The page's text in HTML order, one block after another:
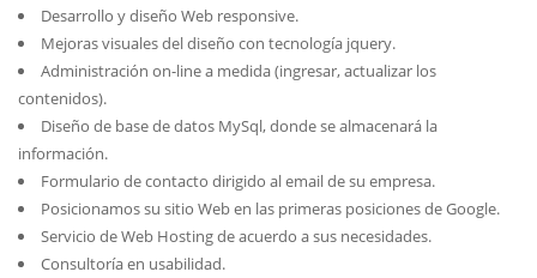
Desarrollo y diseño Web responsive.
Mejoras visuales del diseño con tecnología jquery.
Administración on-line a medida (ingresar, actualizar los
contenidos).
Diseño de base de datos MySql, donde se almacenará la
información.
Formulario de contacto dirigido al email de su empresa.
Posicionamos su sitio Web en las primeras posiciones de Google.
Servicio de Web Hosting de acuerdo a sus necesidades.
Consultoría en usabilidad.